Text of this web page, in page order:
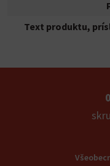
Text produktu,